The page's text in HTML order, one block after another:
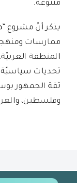
متنوعة.
يذكر أنّ مشروع “
ممارسات
المنطقة
تحديات سياسيّة
ثقة الجمهور
وفلسطين،